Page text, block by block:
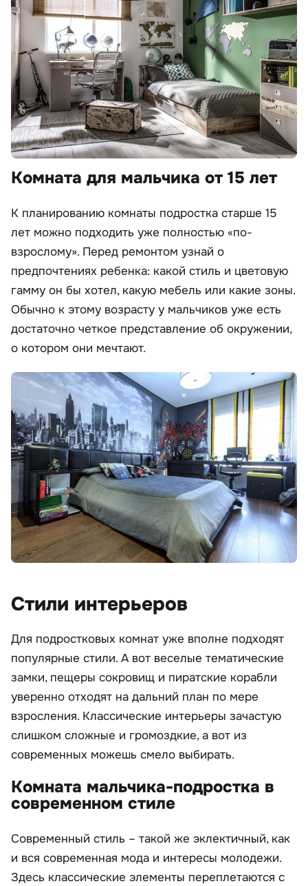
Комната для мальчика от 15 лет
К планированию комнаты подростка старше 15
лет можно подходить уже полностью «по-
взрослому». Перед ремонтом узнай о
предпочтениях ребенка: какой стиль и цветовую
гамму он бы хотел, какую мебель или какие зоны.
Обычно к этому возрасту у мальчиков уже есть
достаточно четкое представление об окружении,
о котором они мечтают.
Стили интерьеров
Для подростковых комнат уже вполне подходят
популярные стили. А вот веселые тематические
замки, пещеры сокровищ и пиратские корабли
уверенно отходят на дальний план по мере
взросления. Классические интерьеры зачастую
слишком сложные и громоздкие, а вот из
современных можешь смело выбирать.
Комната мальчика-подростка в
современном стиле
Современный стиль – такой же эклектичный, как
и вся современная мода и интересы молодежи.
Здесь классические элементы переплетаются с